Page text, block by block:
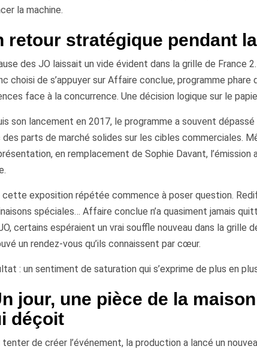
la machine.
retour stratégique pendant
des JO laissait un vide évident dans la grille de France
choisi de s’appuyer sur Affaire conclue, programme phare
face à la concurrence. Une décision logique sur le
son lancement en 2017, le programme a souvent
des parts de marché solides sur les cibles commerciales.
en remplacement de Sophie Davant, l’émission
cette exposition répétée commence à poser question.
spéciales… Affaire conclue n’a quasiment jamais
certains espéraient un vrai souffle nouveau dans la grille
un rendez-vous qu’ils connaissent par cœur.
: un sentiment de saturation qui s’exprime de plus en
jour, une pièce de la
déçoit
tenter de créer l’événement, la production a lancé un